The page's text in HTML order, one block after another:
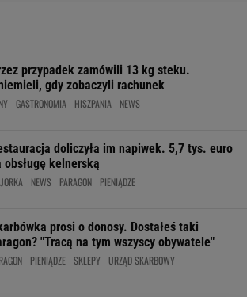
przypadek zamówili 13 kg steku.
gdy zobaczyli rachunek
GASTRONOMIA HISZPANIA NEWS
doliczyła im napiwek. 5,7 tys. euro
obsługę kelnerską
NEWS PARAGON PIENIĄDZE
prosi o donosy. Dostałeś taki
"Tracą na tym wszyscy obywatele"
PIENIĄDZE SKLEPY URZĄD SKARBOWY